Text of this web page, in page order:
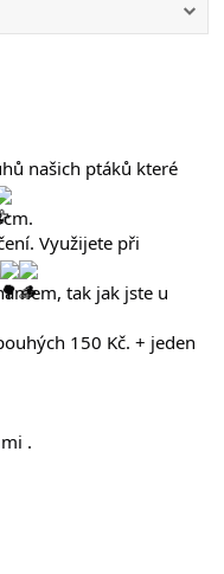
našich ptáků které
Využijete při
tak jak jste u
150 Kč. + jeden
.